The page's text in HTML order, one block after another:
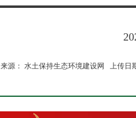
来源： 水土保持生态环境建设网 上传日